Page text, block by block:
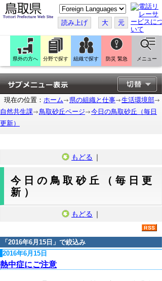
こ
の
ペ
ー
ジ
翻
訳
す
る
読み上げ 大 元
県外の方へ 分野で探す 組織で探す 防災 緊急 メニュー
現在の位置： ホーム 県の組織と仕事
生活環境部
自然共生課
鳥取砂丘ページ
今日の鳥取砂丘（毎日
更新）
もどる ｜
今日の鳥取砂丘（毎日更
新）
もどる ｜
「 2016年6月15日 」で絞込み
2016年6月15日
熱中症にご注意